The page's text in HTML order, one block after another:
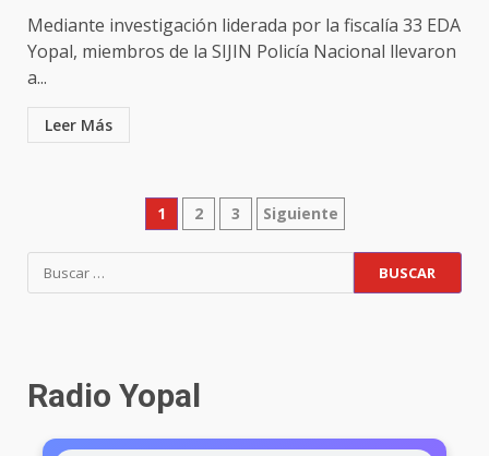
Mediante investigación liderada por la fiscalía 33 EDA
Yopal, miembros de la SIJIN Policía Nacional llevaron
a...
Leer Más
1 2 3 Siguiente
Radio Yopal